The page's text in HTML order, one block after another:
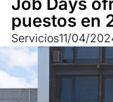
puestos en
Servicios11/04/